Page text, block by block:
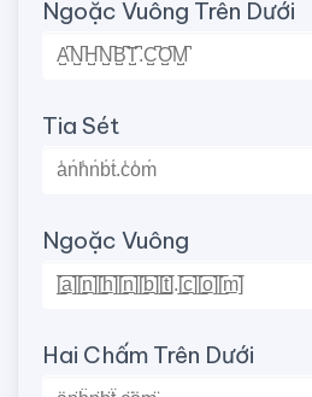
Ngoặc Vuông Trên Dưới
Tia Sét
Ngoặc Vuông
Hai Chấm Trên Dưới